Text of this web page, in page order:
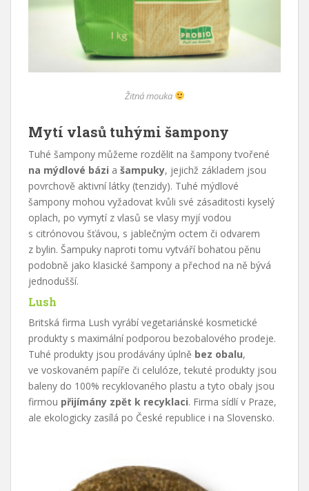
Žitná mouka
Mytí vlasů tuhými šampony
Tuhé šampony můžeme rozdělit na šampony tvořené
na mýdlové bázi a šampuky, jejichž základem jsou
povrchově aktivní látky (tenzidy). Tuhé mýdlové
šampony mohou vyžadovat kvůli své zásaditosti kyselý
oplach, po vymytí z vlasů se vlasy myjí vodou
s citrónovou šťávou, s jablečným octem či odvarem
z bylin. Šampuky naproti tomu vytváří bohatou pěnu
podobně jako klasické šampony a přechod na ně bývá
jednodušší.
Lush
Britská firma Lush vyrábí vegetariánské kosmetické
produkty s maximální podporou bezobalového prodeje.
Tuhé produkty jsou prodávány úplně bez obalu,
ve voskovaném papíře či celulóze, tekuté produkty jsou
baleny do 100% recyklovaného plastu a tyto obaly jsou
firmou přijímány zpět k recyklaci. Firma sídlí v Praze,
ale ekologicky zasílá po České republice i na Slovensko.